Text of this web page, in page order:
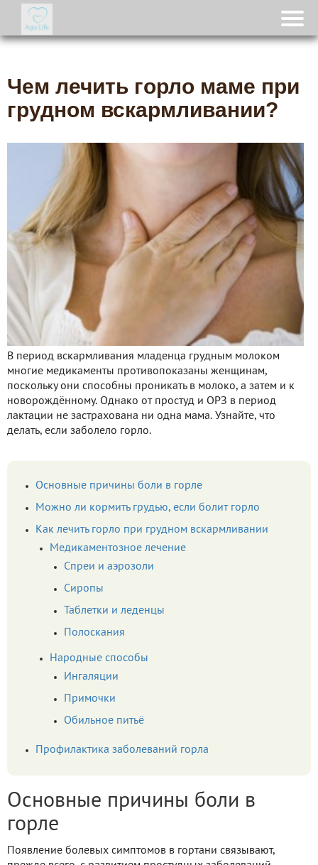
Чем лечить горло маме при
грудном вскармливании?
В период вскармливания младенца грудным молоком
многие медикаменты противопоказаны женщинам,
поскольку они способны проникать в молоко, а затем и к
новорождённому. Однако от простуд и ОРЗ в период
лактации не застрахована ни одна мама. Узнайте, что
делать, если заболело горло.
Основные причины боли в горле
Можно ли кормить грудью, если болит горло
Как лечить горло при грудном вскармливании
Медикаментозное лечение
Спреи и аэрозоли
Сиропы
Таблетки и леденцы
Полоскания
Народные способы
Ингаляции
Примочки
Обильное питьё
Профилактика заболеваний горла
Основные причины боли в
горле
Появление болевых симптомов в гортани связывают,